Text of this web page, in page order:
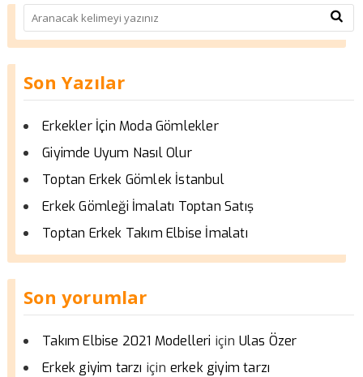
Son Yazılar
Erkekler İçin Moda Gömlekler
Giyimde Uyum Nasıl Olur
Toptan Erkek Gömlek İstanbul
Erkek Gömleği İmalatı Toptan Satış
Toptan Erkek Takım Elbise İmalatı
Son yorumlar
Takım Elbise 2021 Modelleri için Ulas Özer
Erkek giyim tarzı için erkek giyim tarzı